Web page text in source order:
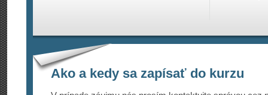
Ako a kedy sa zapísať do kurzu